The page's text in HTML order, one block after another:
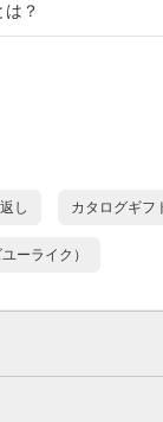
は？
し カタログギフ
ーライク）